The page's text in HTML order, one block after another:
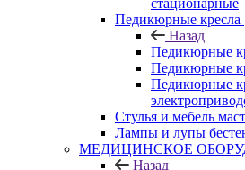
Педикюрные кресла
Назад
Педикюрные
Педикюрные
Педикюрные
Стулья и мебель
Лампы и лупы
МЕДИЦИНСКОЕ
Назад